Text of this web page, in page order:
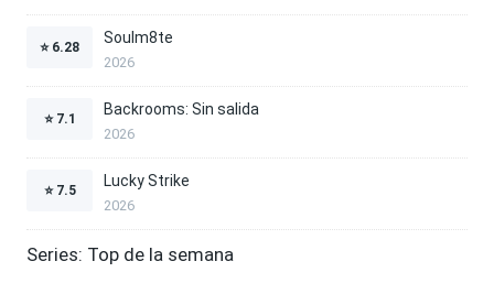
⭐ 6.28
Soulm8te
2026
⭐ 7.1
Backrooms: Sin salida
2026
⭐ 7.5
Lucky Strike
2026
Series: Top de la semana